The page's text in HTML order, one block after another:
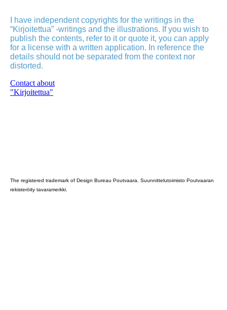
I have independent copyrights for the writings in the
“Kirjoitettua” -writings and the illustrations. If you wish to
publish the contents, refer to it or quote it, you can apply
for a license with a written application. In reference the
details should not be separated from the context nor
distorted.
Contact about
"Kirjoitettua"
The registered trademark of Design Bureau Poutvaara. Suunnittelutoimisto Poutvaaran
rekisteröity tavaramerkki.